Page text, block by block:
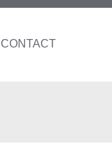
CONTACT